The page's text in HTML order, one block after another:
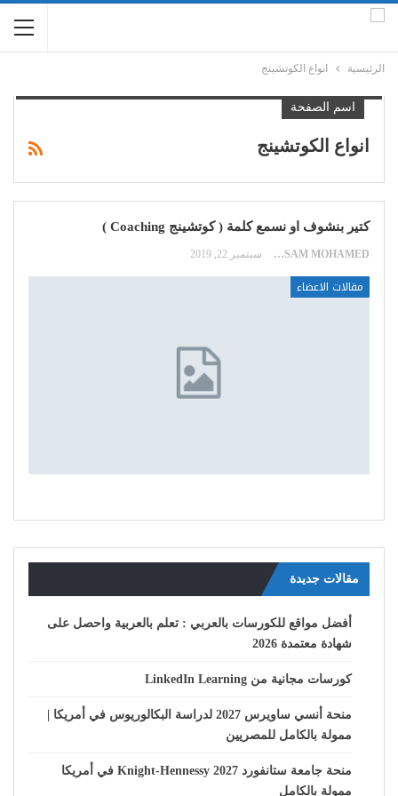
الرئيسية انواع الكوتشينج
اسم الصفحة
انواع الكوتشينج
كتير بنشوف او نسمع كلمة ( كوتشينج Coaching )
HOSSAM MOHAMED سبتمبر 22, 2019
مقالات الاعضاء
مقالات جديدة
أفضل مواقع للكورسات بالعربي : تعلم بالعربية واحصل على
شهادة معتمدة 2026
كورسات مجانية من LinkedIn Learning
منحة أنسي ساويرس 2027 لدراسة البكالوريوس في أمريكا |
ممولة بالكامل للمصريين
منحة جامعة ستانفورد Knight-Hennessy 2027 في أمريكا
ممولة بالكامل